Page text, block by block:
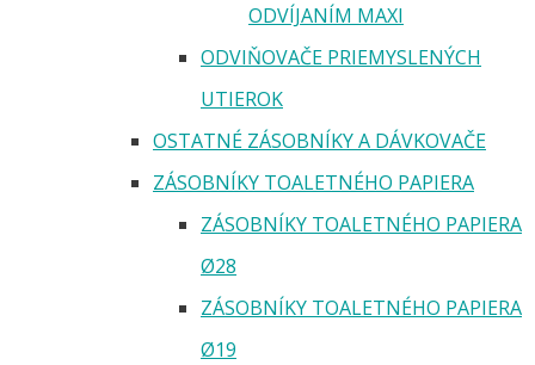
ODVÍJANÍM MAXI
ODVIŇOVAČE PRIEMYSLENÝCH
UTIEROK
OSTATNÉ ZÁSOBNÍKY A DÁVKOVAČE
ZÁSOBNÍKY TOALETNÉHO PAPIERA
ZÁSOBNÍKY TOALETNÉHO PAPIERA
Ø28
ZÁSOBNÍKY TOALETNÉHO PAPIERA
Ø19